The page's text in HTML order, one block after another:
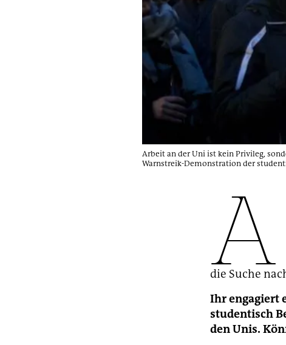
Arbeit an der Uni ist kein Privileg,
Warnstreik-Demonstration der
A
die Suche
Ihr engagiert
studentisch
den Unis.